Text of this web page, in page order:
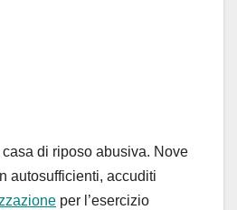
di riposo abusiva. Nove
autosufficienti, accuditi
per l’esercizio